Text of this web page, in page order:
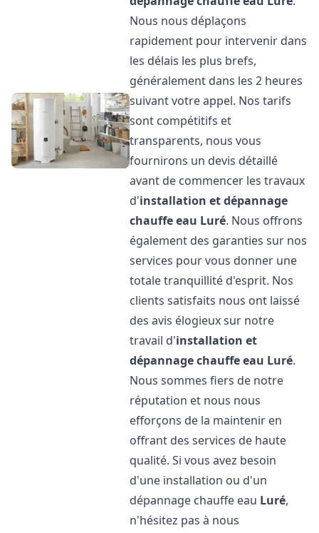
Nous nous déplaçons
rapidement pour intervenir dans
les délais les plus brefs,
généralement dans les 2 heures
suivant votre appel. Nos tarifs
sont compétitifs et
transparents, nous vous
fournirons un devis détaillé
avant de commencer les travaux
d'installation et dépannage
chauffe eau Luré. Nous offrons
également des garanties sur nos
services pour vous donner une
totale tranquillité d'esprit. Nos
clients satisfaits nous ont laissé
des avis élogieux sur notre
travail d'installation et
dépannage chauffe eau Luré.
Nous sommes fiers de notre
réputation et nous nous
efforçons de la maintenir en
offrant des services de haute
qualité. Si vous avez besoin
d'une installation ou d'un
dépannage chauffe eau Luré,
n'hésitez pas à nous